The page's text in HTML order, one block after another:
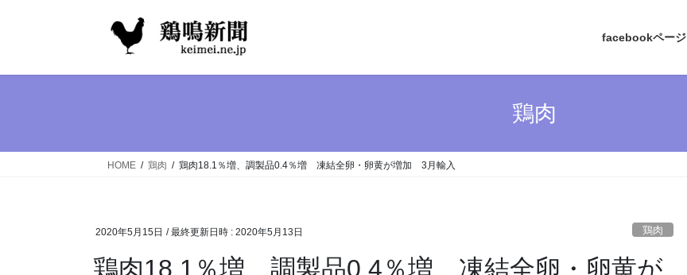
facebookページ
鶏肉
HOME 鶏肉 鶏肉18.1％増、調製品0.4％増 凍結全卵・卵黄が増加 3月輸入
2020年5月15日 / 最終更新日時 : 2020年5月13日 鶏肉
鶏肉18.1％増、調製品0.4％増 凍結全卵・卵黄が